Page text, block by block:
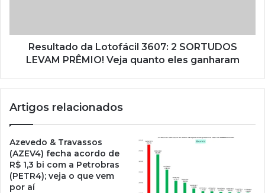
Resultado da Lotofácil 3607: 2 SORTUDOS
LEVAM PRÊMIO! Veja quanto eles ganharam
Artigos relacionados
Azevedo & Travassos
(AZEV4) fecha acordo de
R$ 1,3 bi com a Petrobras
(PETR4); veja o que vem
por aí